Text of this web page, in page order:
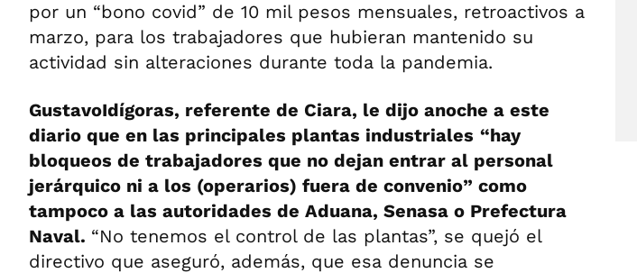
por un “bono covid” de 10 mil pesos mensuales, retroactivos a
marzo, para los trabajadores que hubieran mantenido su
actividad sin alteraciones durante toda la pandemia.
GustavoIdígoras, referente de Ciara, le dijo anoche a este
diario que en las principales plantas industriales “hay
bloqueos de trabajadores que no dejan entrar al personal
jerárquico ni a los (operarios) fuera de convenio” como
tampoco a las autoridades de Aduana, Senasa o Prefectura
Naval. “No tenemos el control de las plantas”, se quejó el
directivo que aseguró, además, que esa denuncia se